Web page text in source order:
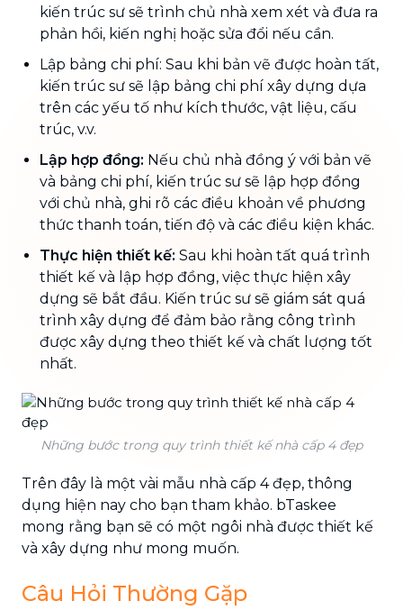
kiến trúc sư sẽ trình chủ nhà xem xét và đưa ra
phản hồi, kiến nghị hoặc sửa đổi nếu cần.
Lập bảng chi phí: Sau khi bản vẽ được hoàn tất,
kiến trúc sư sẽ lập bảng chi phí xây dựng dựa
trên các yếu tố như kích thước, vật liệu, cấu
trúc, v.v.
Lập hợp đồng: Nếu chủ nhà đồng ý với bản vẽ
và bảng chi phí, kiến trúc sư sẽ lập hợp đồng
với chủ nhà, ghi rõ các điều khoản về phương
thức thanh toán, tiến độ và các điều kiện khác.
Thực hiện thiết kế: Sau khi hoàn tất quá trình
thiết kế và lập hợp đồng, việc thực hiện xây
dựng sẽ bắt đầu. Kiến trúc sư sẽ giám sát quá
trình xây dựng để đảm bảo rằng công trình
được xây dựng theo thiết kế và chất lượng tốt
nhất.
Những bước trong quy trình thiết kế nhà cấp 4 đẹp
Trên đây là một vài mẫu nhà cấp 4 đẹp, thông
dụng hiện nay cho bạn tham khảo. bTaskee
mong rằng bạn sẽ có một ngôi nhà được thiết kế
và xây dựng như mong muốn.
Câu Hỏi Thường Gặp